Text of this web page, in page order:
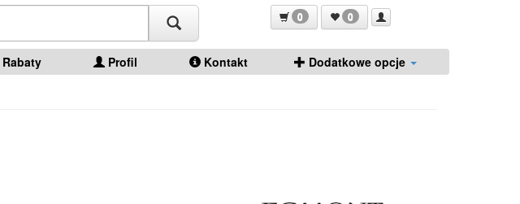
0 0
Rabaty Profil Kontakt Dodatkowe opcje